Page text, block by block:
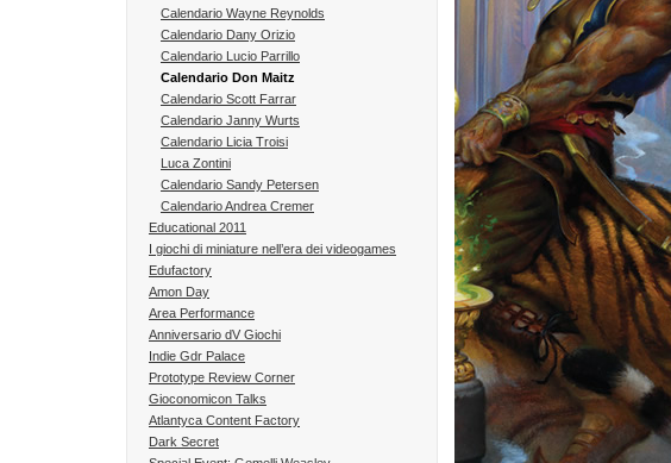
Calendario Wayne Reynolds
Calendario Dany Orizio
Calendario Lucio Parrillo
Calendario Don Maitz
Calendario Scott Farrar
Calendario Janny Wurts
Calendario Licia Troisi
Luca Zontini
Calendario Sandy Petersen
Calendario Andrea Cremer
Educational 2011
I giochi di miniature nell’era dei videogames
Edufactory
Amon Day
Area Performance
Anniversario dV Giochi
Indie Gdr Palace
Prototype Review Corner
Gioconomicon Talks
Atlantyca Content Factory
Dark Secret